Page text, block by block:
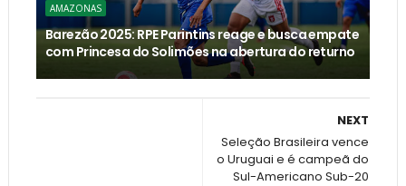
AMAZONAS
Barezão 2025: RPE Parintins reage e busca empate
com Princesa do Solimões na abertura do returno
NEXT
Seleção Brasileira vence
o Uruguai e é campeã do
Sul-Americano Sub-20